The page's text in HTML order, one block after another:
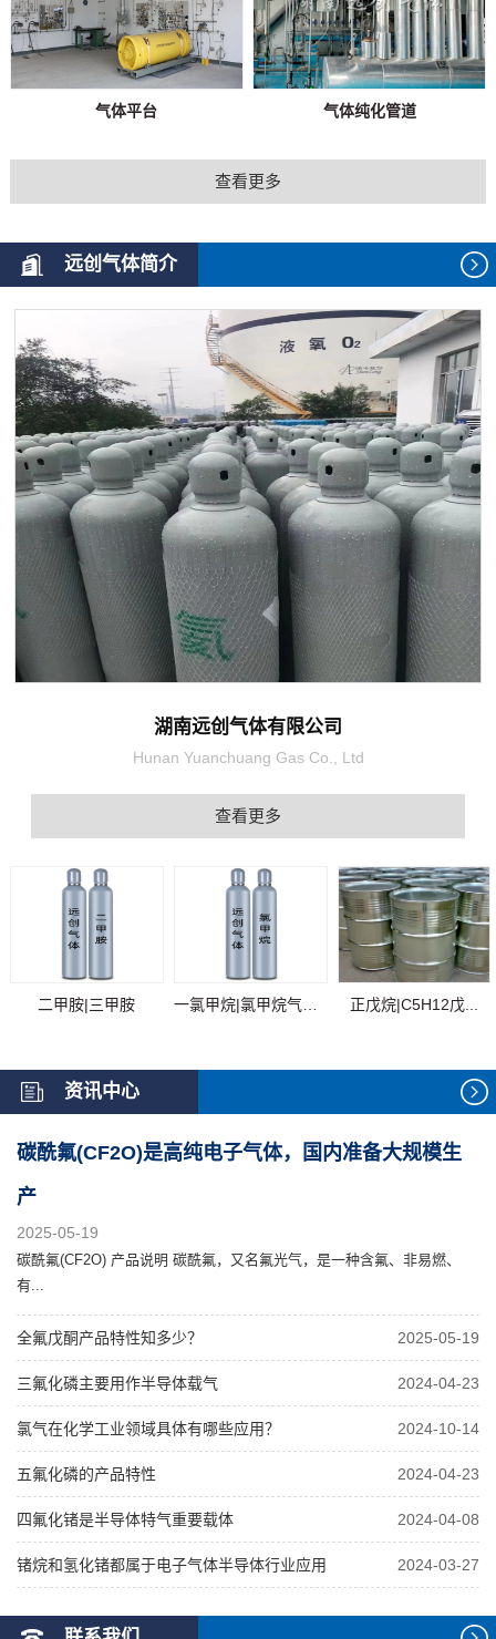
气体平台 气体纯化管道
查看更多
远创气体简介
湖南远创气体有限公司
Hunan Yuanchuang Gas Co., Ltd
查看更多
二甲胺|三甲胺 正戊烷|C5H12戊...
资讯中心
碳酰氟(CF2O)是高纯电子气体，国内准备大规模生
产
2025-05-19
碳酰氟(CF2O) 产品说明 碳酰氟，又名氟光气，是一种含氟、非易燃、
有...
全氟戊酮产品特性知多少？ 2025-05-19
三氟化磷主要用作半导体载气 2024-04-23
氯气在化学工业领域具体有哪些应用？ 2024-10-14
五氟化磷的产品特性 2024-04-23
四氟化锗是半导体特气重要载体 2024-04-08
锗烷和氢化锗都属于电子气体半导体行业应用 2024-03-27